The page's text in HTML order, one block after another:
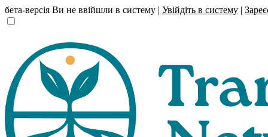
бета-версія Ви не ввійшли в систему | Увійдіть в систему |